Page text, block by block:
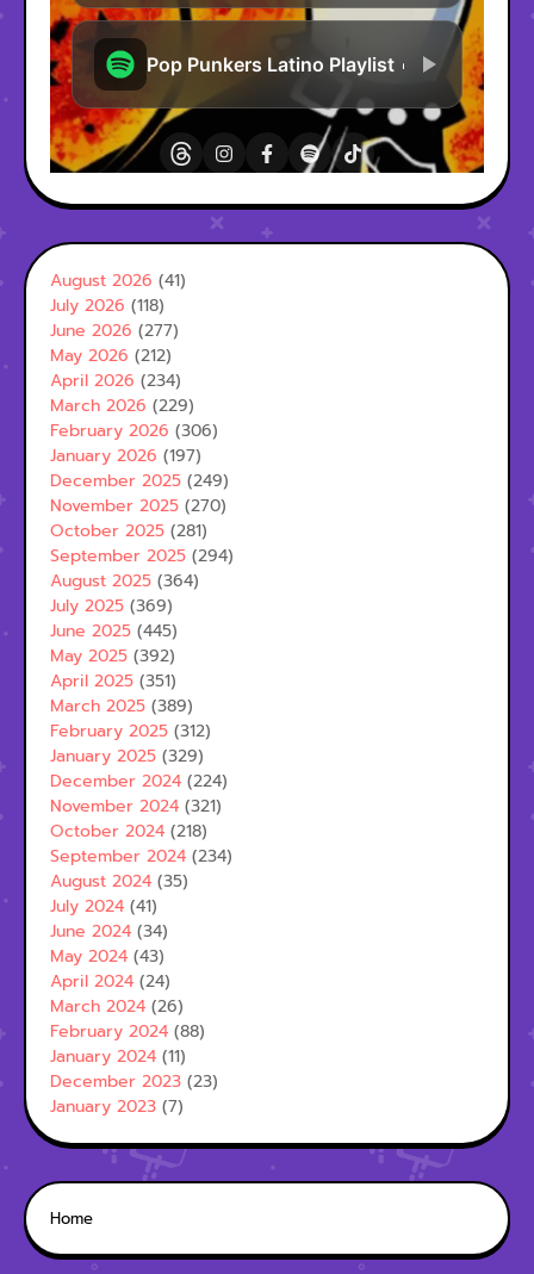
August 2026 (41)
July 2026 (118)
June 2026 (277)
May 2026 (212)
April 2026 (234)
March 2026 (229)
February 2026 (306)
January 2026 (197)
December 2025 (249)
November 2025 (270)
October 2025 (281)
September 2025 (294)
August 2025 (364)
July 2025 (369)
June 2025 (445)
May 2025 (392)
April 2025 (351)
March 2025 (389)
February 2025 (312)
January 2025 (329)
December 2024 (224)
November 2024 (321)
October 2024 (218)
September 2024 (234)
August 2024 (35)
July 2024 (41)
June 2024 (34)
May 2024 (43)
April 2024 (24)
March 2024 (26)
February 2024 (88)
January 2024 (11)
December 2023 (23)
January 2023 (7)
Home